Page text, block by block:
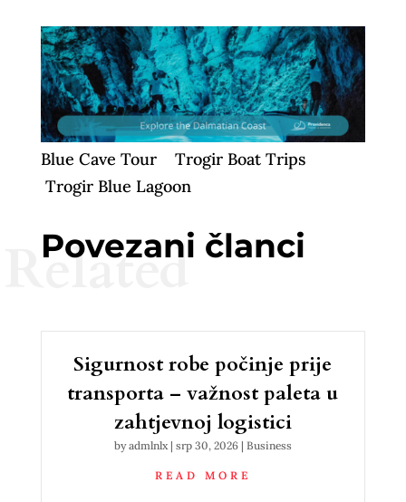
Blue Cave Tour
Trogir Boat Trips
Trogir Blue Lagoon
Povezani članci
Related
Sigurnost robe počinje prije
transporta – važnost paleta u
zahtjevnoj logistici
byadmlnlx| srp 30, 2026| Business
READ MORE